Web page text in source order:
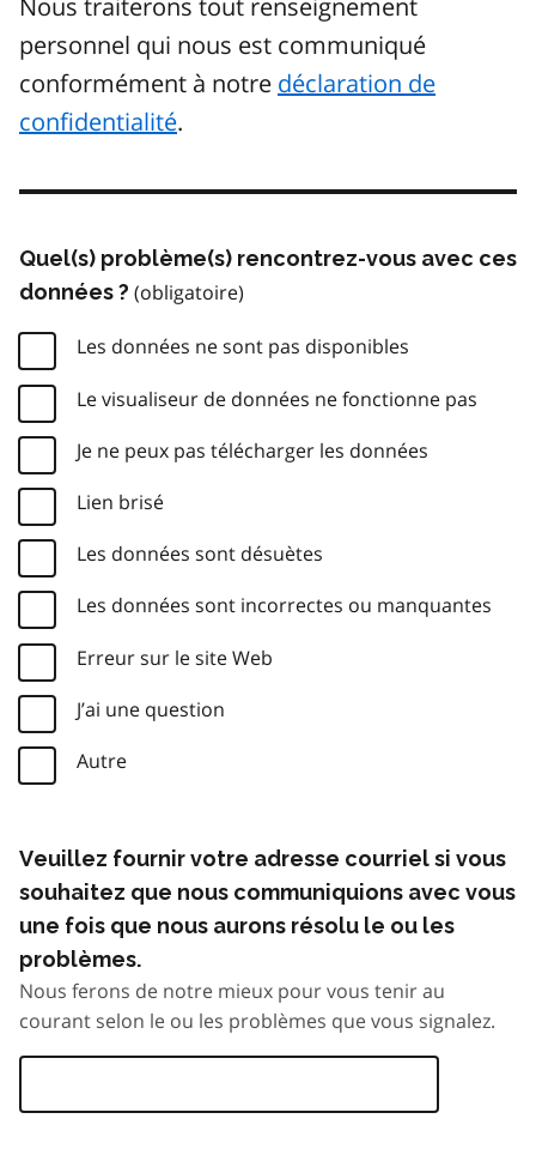
Nous traiterons tout renseignement
personnel qui nous est communiqué
conformément à notre déclaration de
confidentialité.
Quel(s) problème(s) rencontrez-vous avec ces
données ?
Les données ne sont pas disponibles
Le visualiseur de données ne fonctionne pas
Je ne peux pas télécharger les données
Lien brisé
Les données sont désuètes
Les données sont incorrectes ou manquantes
Erreur sur le site Web
J’ai une question
Autre
Veuillez fournir votre adresse courriel si vous
souhaitez que nous communiquions avec vous
une fois que nous aurons résolu le ou les
problèmes.
Nous ferons de notre mieux pour vous tenir au
courant selon le ou les problèmes que vous signalez.